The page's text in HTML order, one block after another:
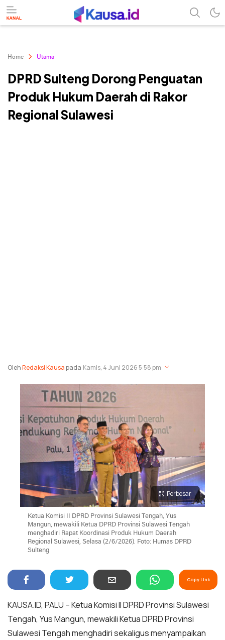
Home Utama
DPRD Sulteng Dorong Penguatan
Produk Hukum Daerah di Rakor
Regional Sulawesi
OlehRedaksi Kausapada Kamis, 4 Juni 2026 5:58 pm
Perbesar
Ketua Komisi II DPRD Provinsi Sulawesi Tengah, Yus
Mangun, mewakili Ketua DPRD Provinsi Sulawesi Tengah
menghadiri Rapat Koordinasi Produk Hukum Daerah
Regional Sulawesi, Selasa (2/6/2026). Foto: Humas DPRD
Sulteng
Copy Link
KAUSA.ID, PALU – Ketua Komisi II DPRD Provinsi Sulawesi
Tengah, Yus Mangun, mewakili Ketua DPRD Provinsi
Sulawesi Tengah menghadiri sekaligus menyampaikan